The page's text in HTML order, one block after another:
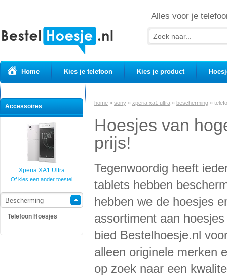
Alles voor je
Home Kies je telefoon Kies je product
Accessoires
Xperia XA1 Ultra
Of kies een ander toestel
Bescherming
Telefoon Hoesjes
home » sony » xperia xa1 ultra » bescherming »
Hoesjes van
prijs!
Tegenwoordig heeft
tablets hebben
hebben we de hoesjes
assortiment aan
bied Bestelhoesje.nl
alleen originele merken
op zoek naar een